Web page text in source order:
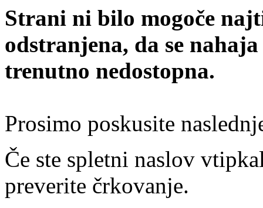
Strani ni bilo mogoče
odstranjena, da se
trenutno nedostopna.
Prosimo poskusite
Če ste spletni naslov
preverite črkovanje.